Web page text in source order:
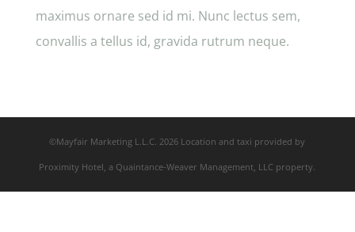
maximus ornare sed id mi. Nunc lectus sem,
convallis a tellus id, gravida rutrum neque.
©Mayfair Marketing L.L.C. 2026 Location and taxi provided by
Proximity Hotel, a Quaintance-Weaver Management, LLC property.